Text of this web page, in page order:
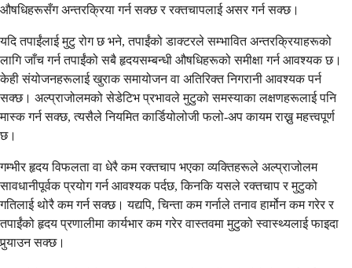
औषधिहरूसँग अन्तरक्रिया गर्न सक्छ र रक्तचापलाई असर गर्न सक्छ।
यदि तपाईंलाई मुटु रोग छ भने, तपाईंको डाक्टरले सम्भावित अन्तरक्रियाहरूको
लागि जाँच गर्न तपाईंको सबै हृदयसम्बन्धी औषधिहरूको समीक्षा गर्न आवश्यक छ।
केही संयोजनहरूलाई खुराक समायोजन वा अतिरिक्त निगरानी आवश्यक पर्न
सक्छ। अल्प्राजोलमको सेडेटिभ प्रभावले मुटुको समस्याका लक्षणहरूलाई पनि
मास्क गर्न सक्छ, त्यसैले नियमित कार्डियोलोजी फलो-अप कायम राख्नु महत्त्वपूर्ण
छ।
गम्भीर हृदय विफलता वा धेरै कम रक्तचाप भएका व्यक्तिहरूले अल्प्राजोलम
सावधानीपूर्वक प्रयोग गर्न आवश्यक पर्दछ, किनकि यसले रक्तचाप र मुटुको
गतिलाई थोरै कम गर्न सक्छ। यद्यपि, चिन्ता कम गर्नाले तनाव हार्मोन कम गरेर र
तपाईंको हृदय प्रणालीमा कार्यभार कम गरेर वास्तवमा मुटुको स्वास्थ्यलाई फाइदा
पुर्‍याउन सक्छ।